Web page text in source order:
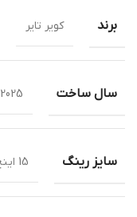
برند کویر تایر
سال ساخت 2025
سایز رینگ 15 اینچ